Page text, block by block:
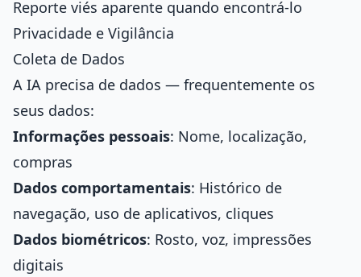
Reporte viés aparente quando encontrá-lo
Privacidade e Vigilância
Coleta de Dados
A IA precisa de dados — frequentemente os
seus dados:
Informações pessoais: Nome, localização,
compras
Dados comportamentais: Histórico de
navegação, uso de aplicativos, cliques
Dados biométricos: Rosto, voz, impressões
digitais